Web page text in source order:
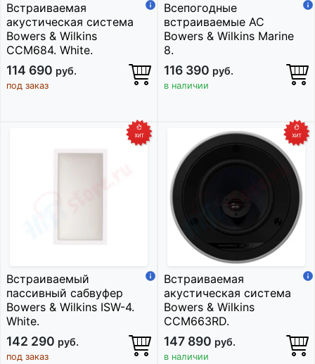
Встраиваемая
акустическая система
Bowers & Wilkins
CCM684. White.
114 690 руб.
под заказ
Всепогодные
встраиваемые АС
Bowers & Wilkins Marine
8.
116 390 руб.
в наличии
Встраиваемый
пассивный сабвуфер
Bowers & Wilkins ISW-4.
White.
142 290 руб.
под заказ
Встраиваемая
акустическая система
Bowers & Wilkins
CCM663RD.
147 890 руб.
в наличии